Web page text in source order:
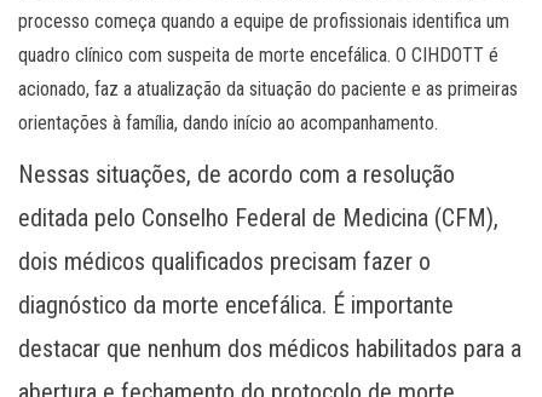
processo começa quando a equipe de profissionais identifica um
quadro clínico com suspeita de morte encefálica. O CIHDOTT é
acionado, faz a atualização da situação do paciente e as primeiras
orientações à família, dando início ao acompanhamento.
Nessas situações, de acordo com a resolução
editada pelo Conselho Federal de Medicina (CFM),
dois médicos qualificados precisam fazer o
diagnóstico da morte encefálica. É importante
destacar que nenhum dos médicos habilitados para a